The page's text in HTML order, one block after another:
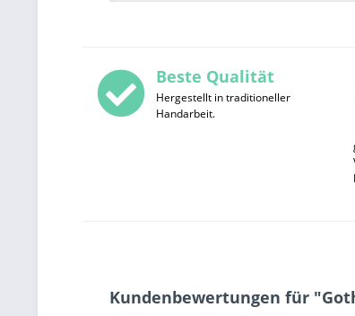
Beste Qualität
Hergestellt in traditioneller
Handarbeit.
Kundenbewertungen für